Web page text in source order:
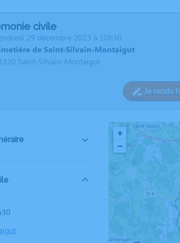
civile
29 décembre 2023 à 10h30
de Saint-Silvain-Montaigut
Saint-Silvain-Montaigut
Je rends
+
−